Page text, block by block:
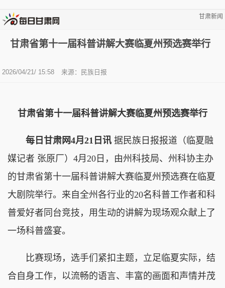
甘肃新闻
甘肃省第十一届科普讲解大赛临夏州预选赛举行
2026/04/21/ 15:58 来源：民族日报
甘肃省第十一届科普讲解大赛临夏州预选赛举行
每日甘肃网4月21日讯 据民族日报报道（临夏融
媒记者 张原厂）4月20日，由州科技局、州科协主办
的甘肃省第十一届科普讲解大赛临夏州预选赛在临夏
大剧院举行。来自全州各行业的20名科普工作者和科
普爱好者同台竞技，用生动的讲解为现场观众献上了
一场科普盛宴。
比赛现场，选手们紧扣主题，立足临夏实际，结
合自身工作，以流畅的语言、丰富的画面和声情并茂